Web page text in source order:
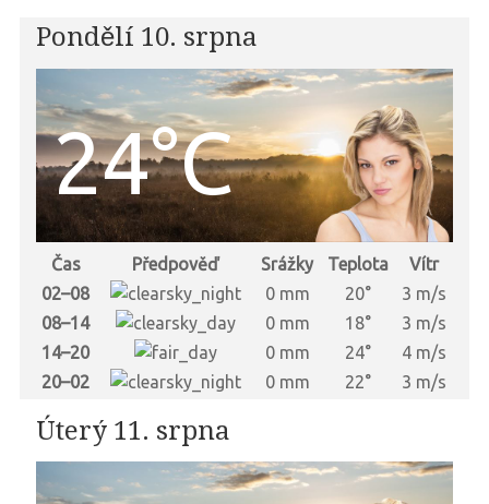
Pondělí 10. srpna
24°C
Čas Předpověď Srážky Teplota
Vítr
02–08
0 mm 20°
3 m/s
08–14
0 mm 18°
3 m/s
14–20
0 mm 24°
4 m/s
20–02
0 mm 22° 3 m/s
Úterý 11. srpna